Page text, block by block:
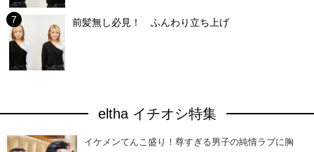
前髪無し必見！ ふんわり立ち上げ
eltha イチオシ特集
イケメンてんこ盛り！尊すぎる男子の純情ラブに胸